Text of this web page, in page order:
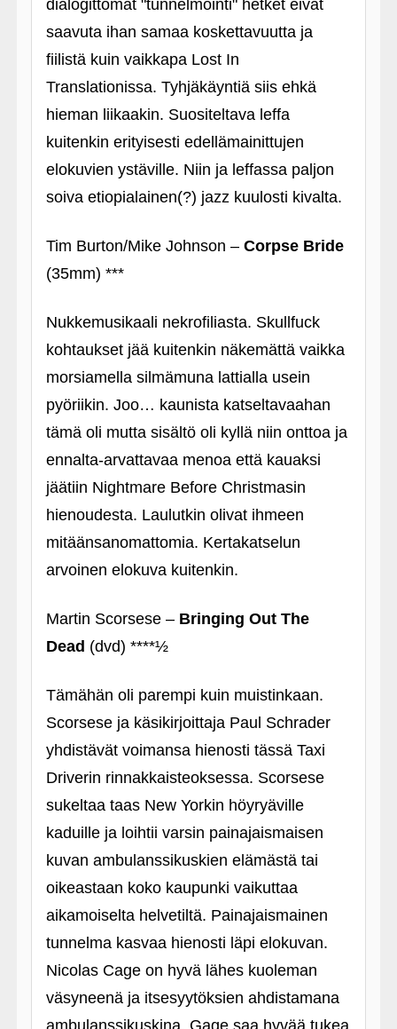
dialogittomat "tunnelmointi" hetket eivät
saavuta ihan samaa koskettavuutta ja
fiilistä kuin vaikkapa Lost In
Translationissa. Tyhjäkäyntiä siis ehkä
hieman liikaakin. Suositeltava leffa
kuitenkin erityisesti edellämainittujen
elokuvien ystäville. Niin ja leffassa paljon
soiva etiopialainen(?) jazz kuulosti kivalta.
Tim Burton/Mike Johnson – Corpse Bride
(35mm) ***
Nukkemusikaali nekrofiliasta. Skullfuck
kohtaukset jää kuitenkin näkemättä vaikka
morsiamella silmämuna lattialla usein
pyöriikin. Joo… kaunista katseltavaahan
tämä oli mutta sisältö oli kyllä niin onttoa ja
ennalta-arvattavaa menoa että kauaksi
jäätiin Nightmare Before Christmasin
hienoudesta. Laulutkin olivat ihmeen
mitäänsanomattomia. Kertakatselun
arvoinen elokuva kuitenkin.
Martin Scorsese – Bringing Out The
Dead (dvd) ****½
Tämähän oli parempi kuin muistinkaan.
Scorsese ja käsikirjoittaja Paul Schrader
yhdistävät voimansa hienosti tässä Taxi
Driverin rinnakkaisteoksessa. Scorsese
sukeltaa taas New Yorkin höyryäville
kaduille ja loihtii varsin painajaismaisen
kuvan ambulanssikuskien elämästä tai
oikeastaan koko kaupunki vaikuttaa
aikamoiselta helvetiltä. Painajaismainen
tunnelma kasvaa hienosti läpi elokuvan.
Nicolas Cage on hyvä lähes kuoleman
väsyneenä ja itsesyytöksien ahdistamana
ambulanssikuskina. Gage saa hyvää tukea